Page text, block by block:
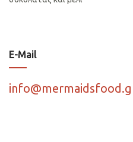
E-Mail